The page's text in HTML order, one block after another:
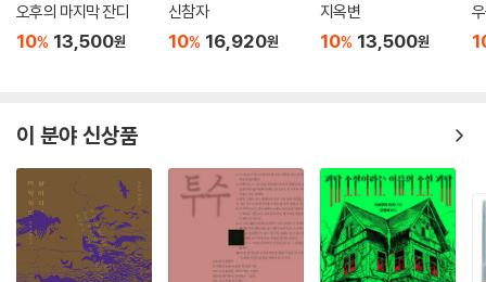
오후의 마지막 잔디
10% 13,500원
신참자
10% 16,920원
지옥변
10% 13,500원
이 분야 신상품